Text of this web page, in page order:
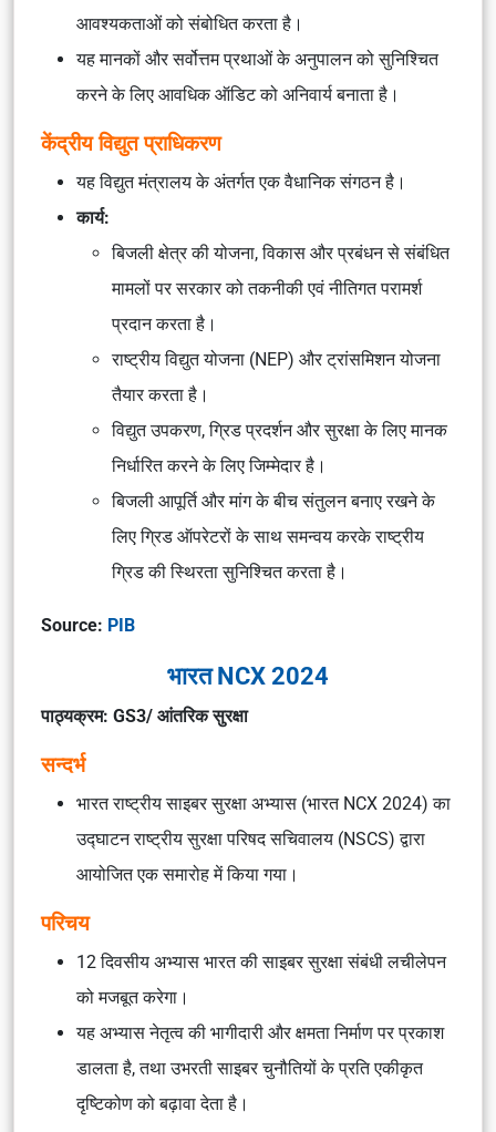
आवश्यकताओं को संबोधित करता है।
यह मानकों और सर्वोत्तम प्रथाओं के अनुपालन को सुनिश्चित
करने के लिए आवधिक ऑडिट को अनिवार्य बनाता है।
केंद्रीय विद्युत प्राधिकरण
यह विद्युत मंत्रालय के अंतर्गत एक वैधानिक संगठन है।
कार्य:
बिजली क्षेत्र की योजना, विकास और प्रबंधन से संबंधित
मामलों पर सरकार को तकनीकी एवं नीतिगत परामर्श
प्रदान करता है।
राष्ट्रीय विद्युत योजना (NEP) और ट्रांसमिशन योजना
तैयार करता है।
विद्युत उपकरण, ग्रिड प्रदर्शन और सुरक्षा के लिए मानक
निर्धारित करने के लिए जिम्मेदार है।
बिजली आपूर्ति और मांग के बीच संतुलन बनाए रखने के
लिए ग्रिड ऑपरेटरों के साथ समन्वय करके राष्ट्रीय
ग्रिड की स्थिरता सुनिश्चित करता है।
Source: PIB
भारत NCX 2024
पाठ्यक्रम: GS3/ आंतरिक सुरक्षा
सन्दर्भ
भारत राष्ट्रीय साइबर सुरक्षा अभ्यास (भारत NCX 2024) का
उद्घाटन राष्ट्रीय सुरक्षा परिषद सचिवालय (NSCS) द्वारा
आयोजित एक समारोह में किया गया।
परिचय
12 दिवसीय अभ्यास भारत की साइबर सुरक्षा संबंधी लचीलेपन
को मजबूत करेगा।
यह अभ्यास नेतृत्व की भागीदारी और क्षमता निर्माण पर प्रकाश
डालता है, तथा उभरती साइबर चुनौतियों के प्रति एकीकृत
दृष्टिकोण को बढ़ावा देता है।